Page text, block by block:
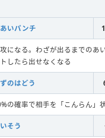
いパンチ
になる。わざが出るまでのあ
したら出せなくなる
のはどう
の確率で相手を「こんらん」
そう